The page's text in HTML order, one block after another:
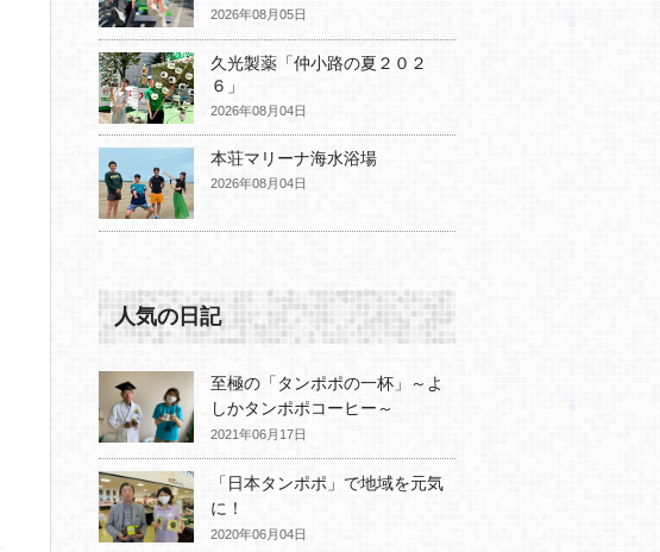
2026年08月05日
久光製薬「仲小路の夏２０２
６」
2026年08月04日
本荘マリーナ海水浴場
2026年08月04日
人気の日記
至極の「タンポポの一杯」～よ
しかタンポポコーヒー～
2021年06月17日
「日本タンポポ」で地域を元気
に！
2020年06月04日